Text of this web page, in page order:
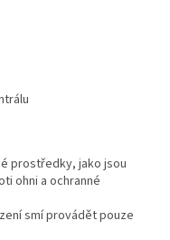
prostředky, jako jsou
ohni a ochranné
smí provádět pouze